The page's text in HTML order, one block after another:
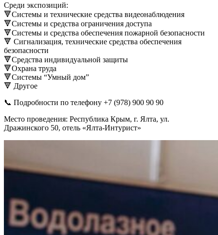
Среди экспозиций:
🔻Системы и технические средства видеонаблюдения⁣⁣⠀
🔻Системы и средства ограничения доступа⁣⁣⠀
🔻Системы и средства обеспечения пожарной безопасности⁣⁣⠀
🔻 Сигнализация, технические средства обеспечения
безопасности
🔻Средства индивидуальной защиты⁣⁣⠀
🔻Охрана труда⁣⁣
🔻Системы “Умный дом”
🔻 Другое
📞 Подробности по телефону +7 (978) 900 90 90
Место проведения:⁣⁣ Республика Крым, г. Ялта, ул.
Дражинского 50, отель «Ялта-Интурист»